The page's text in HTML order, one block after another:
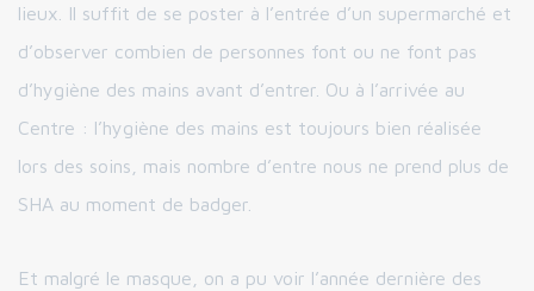
lieux. Il suffit de se poster à l’entrée d’un supermarché et
d’observer combien de personnes font ou ne font pas
d’hygiène des mains avant d’entrer. Ou à l’arrivée au
Centre : l’hygiène des mains est toujours bien réalisée
lors des soins, mais nombre d’entre nous ne prend plus de
SHA au moment de badger.
Et malgré le masque, on a pu voir l’année dernière des